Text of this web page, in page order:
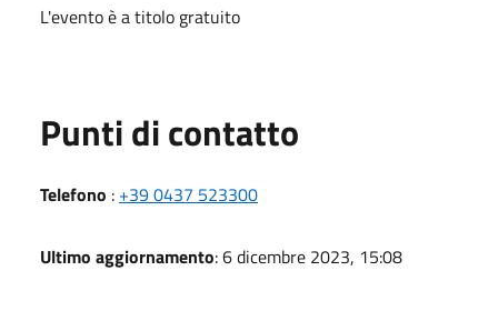
L'evento è a titolo gratuito
Punti di contatto
Telefono : +39 0437 523300
Ultimo aggiornamento: 6 dicembre 2023, 15:08